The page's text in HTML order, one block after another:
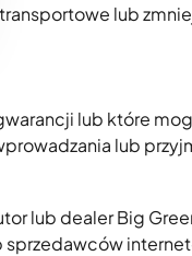
lub
lub które
lub
lub dealer Big
sprzedawców